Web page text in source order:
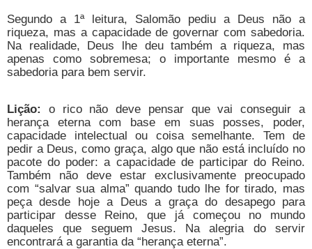
Segundo a 1ª leitura, Salomão pediu a Deus não a
riqueza, mas a capacidade de governar com sabedoria.
Na realidade, Deus lhe deu também a riqueza, mas
apenas como sobremesa; o importante mesmo é a
sabedoria para bem servir.
Lição: o rico não deve pensar que vai conseguir a
herança eterna com base em suas posses, poder,
capacidade intelectual ou coisa semelhante. Tem de
pedir a Deus, como graça, algo que não está incluído no
pacote do poder: a capacidade de participar do Reino.
Também não deve estar exclusivamente preocupado
com “salvar sua alma” quando tudo lhe for tirado, mas
peça desde hoje a Deus a graça do desapego para
participar desse Reino, que já começou no mundo
daqueles que seguem Jesus. Na alegria do servir
encontrará a garantia da “herança eterna”.